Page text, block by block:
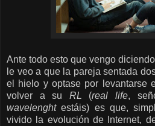
Ante todo esto que vengo
le veo a que la pareja sentada
el hielo y optase por levantarse
volver a su RL (real life,
wavelenghtestáis) es que,
vivido la evolución de Internet,